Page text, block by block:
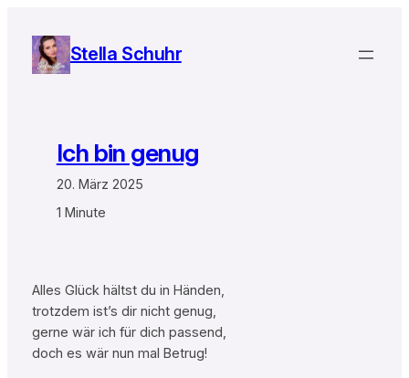
Inhalt
springen
Stella Schuhr
Ich bin genug
20. März 2025
1 Minute
Alles Glück hältst du in Händen,
trotzdem ist’s dir nicht genug,
gerne wär ich für dich passend,
doch es wär nun mal Betrug!